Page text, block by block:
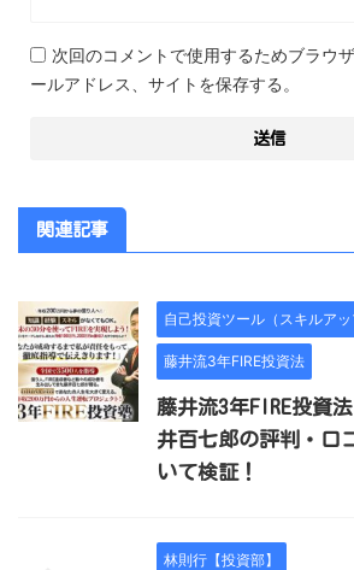
次回のコメントで使用するためブラウ
ールアドレス、サイトを保存する。
関連記事
自己投資ツール（スキルアッ
藤井流3年FIRE投資法
藤井流3年FIRE投資
井百七郎の評判・口
いて検証！
林則行【投資部】